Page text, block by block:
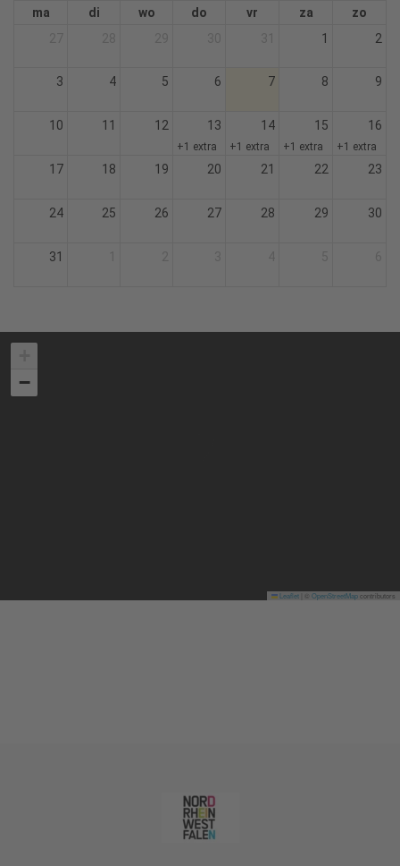
ma di wo do vr za
zo
1 2
3 4 5 6 7 8 9
10 11 12 13
+1 extra
14
+1 extra
15
+1 extra
16
+1 extra
17 18 19 20 21 22 23
24 25 26 27 28 29 30
31
−
Leaflet OpenStreetMapcontributors